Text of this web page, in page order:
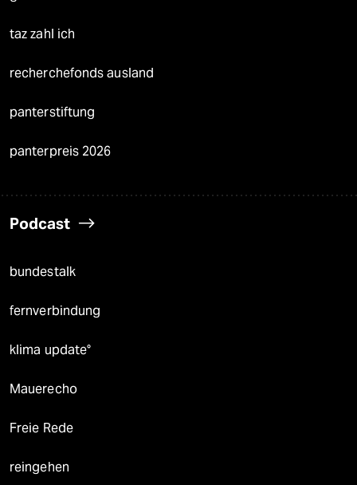
taz zahl ich
recherchefonds ausland
panterstiftung
panterpreis 2026
Podcast
bundestalk
fernverbindung
klima update°
Mauerecho
Freie Rede
reingehen